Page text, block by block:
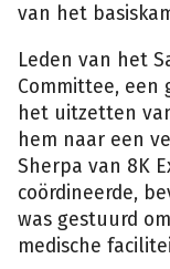
van het
Leden van het
Committee, een
het uitzetten
hem naar een
Sherpa van 8K
coördineerde,
was gestuurd
medische